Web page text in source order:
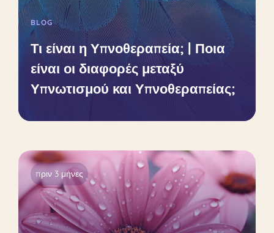
BLOG
Τι είναι η Υπνοθεραπεία; | Ποια
είναι οι διαφορές μεταξύ
Υπνωτισμού και Υπνοθεραπείας;
πριν 3 μήνες